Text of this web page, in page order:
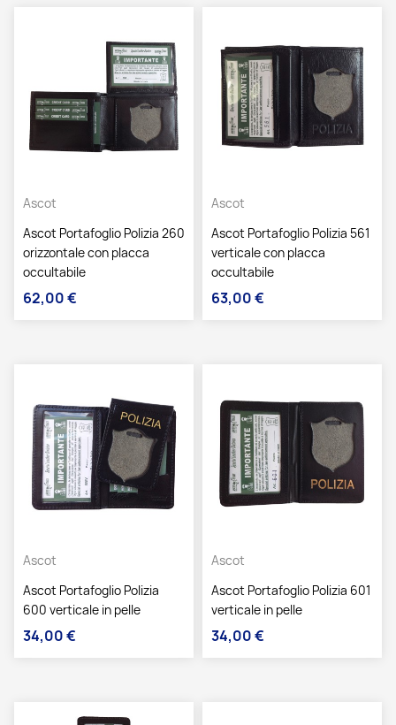
Ascot
Ascot Portafoglio Polizia 260
orizzontale con placca
occultabile
Prezzo
62,00 €
Ascot
Ascot Portafoglio Polizia 561
verticale con placca
occultabile
Prezzo
63,00 €
Ascot
Ascot Portafoglio Polizia
600 verticale in pelle
Prezzo
34,00 €
Ascot
Ascot Portafoglio Polizia 601
verticale in pelle
Prezzo
34,00 €